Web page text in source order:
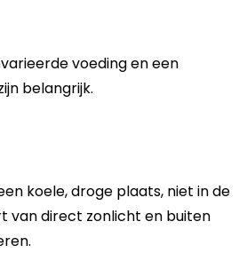
voeding en een
belangrijk.
koele, droge plaats, niet in de
van direct zonlicht en buiten